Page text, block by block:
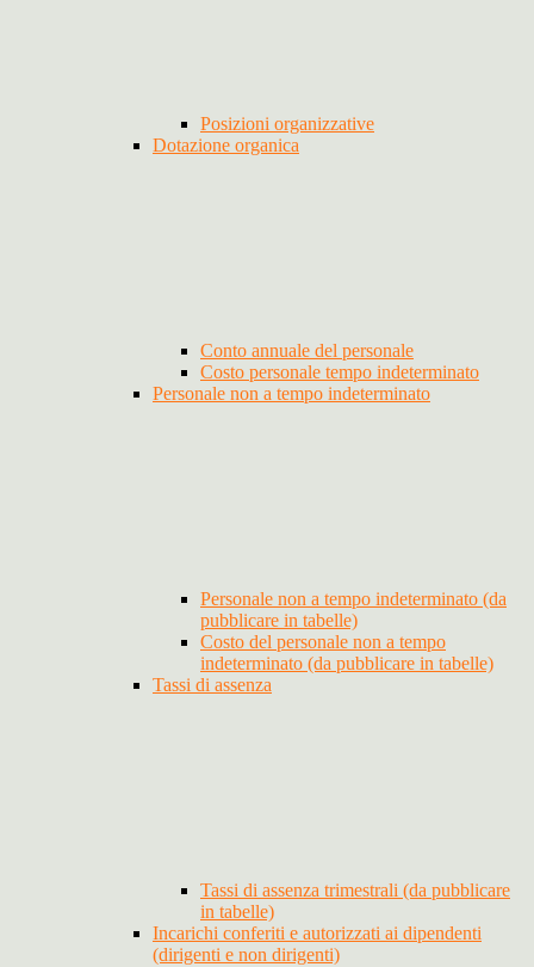
Posizioni organizzative
Dotazione organica
Conto annuale del personale
Costo personale tempo indeterminato
Personale non a tempo indeterminato
Personale non a tempo indeterminato (da
pubblicare in tabelle)
Costo del personale non a tempo
indeterminato (da pubblicare in tabelle)
Tassi di assenza
Tassi di assenza trimestrali (da pubblicare
in tabelle)
Incarichi conferiti e autorizzati ai dipendenti
(dirigenti e non dirigenti)